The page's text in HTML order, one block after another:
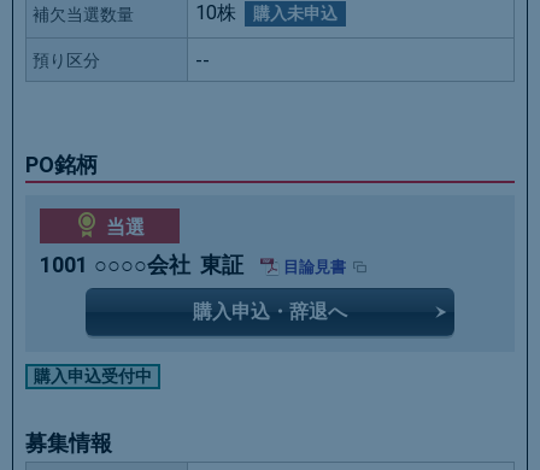
補欠当選数量 10株 購入未申込
預り区分 --
PO銘柄
当選
1001 ○○○○会社 東証 目論見書
購入申込・辞退へ
購入申込受付中
募集情報